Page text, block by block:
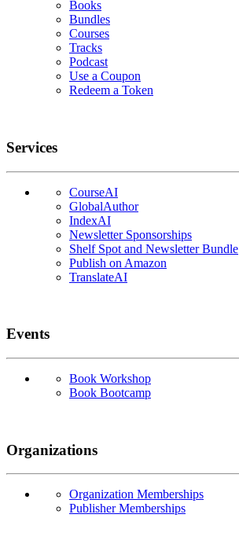
Books
Bundles
Courses
Tracks
Podcast
Use a Coupon
Redeem a Token
Services
CourseAI
GlobalAuthor
IndexAI
Newsletter Sponsorships
Shelf Spot and Newsletter Bundle
Publish on Amazon
TranslateAI
Events
Book Workshop
Book Bootcamp
Organizations
Organization Memberships
Publisher Memberships